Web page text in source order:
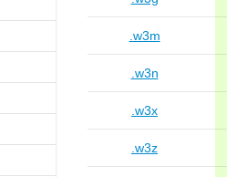
.w3m
.w3n
.w3x
.w3z